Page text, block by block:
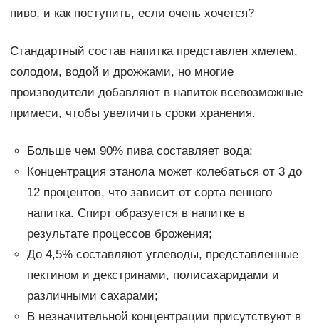
пиво, и как поступить, если очень хочется?
Стандартный состав напитка представлен хмелем,
солодом, водой и дрожжами, но многие
производители добавляют в напиток всевозможные
примеси, чтобы увеличить сроки хранения.
Больше чем 90% пива составляет вода;
Концентрация этанола может колебаться от 3 до
12 процентов, что зависит от сорта пенного
напитка. Спирт образуется в напитке в
результате процессов брожения;
До 4,5% составляют углеводы, представленные
пектином и декстринами, полисахаридами и
различными сахарами;
В незначительной концентрации присутствуют в